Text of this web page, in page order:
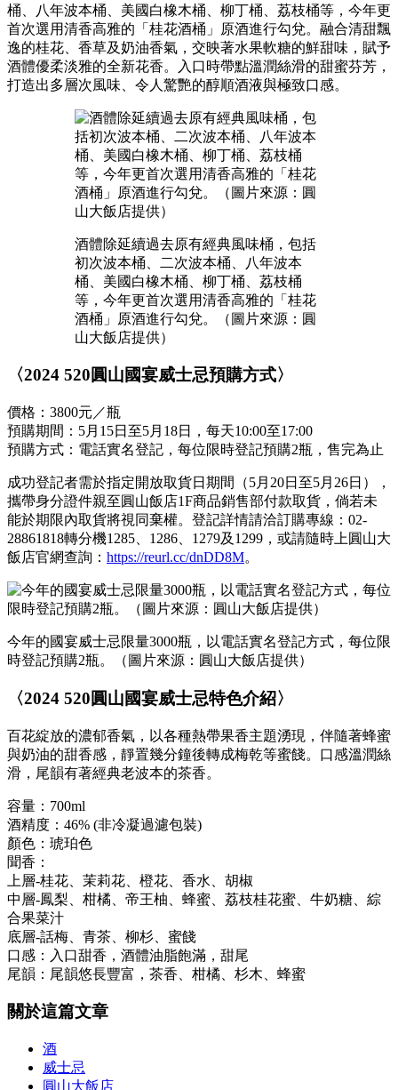
桶、八年波本桶、美國白橡木桶、柳丁桶、荔枝桶等，今年更
首次選用清香高雅的「桂花酒桶」原酒進行勾兌。融合清甜飄
逸的桂花、香草及奶油香氣，交映著水果軟糖的鮮甜味，賦予
酒體優柔淡雅的全新花香。入口時帶點溫潤絲滑的甜蜜芬芳，
打造出多層次風味、令人驚艷的醇順酒液與極致口感。
酒體除延續過去原有經典風味桶，包括
初次波本桶、二次波本桶、八年波本
桶、美國白橡木桶、柳丁桶、荔枝桶
等，今年更首次選用清香高雅的「桂花
酒桶」原酒進行勾兌。（圖片來源：圓
山大飯店提供）
〈2024 520圓山國宴威士忌預購方式〉
價格：3800元／瓶
預購期間：5月15日至5月18日，每天10:00至17:00
預購方式：電話實名登記，每位限時登記預購2瓶，售完為止
成功登記者需於指定開放取貨日期間（5月20日至5月26日），
攜帶身分證件親至圓山飯店1F商品銷售部付款取貨，倘若未
能於期限內取貨將視同棄權。登記詳情請洽訂購專線：02-
28861818轉分機1285、1286、1279及1299，或請隨時上圓山大
飯店官網查詢： https://reurl.cc/dnDD8M。
今年的國宴威士忌限量3000瓶，以電話實名登記方式，每位限
時登記預購2瓶。（圖片來源：圓山大飯店提供）
〈2024 520圓山國宴威士忌特色介紹〉
百花綻放的濃郁香氣，以各種熱帶果香主題湧現，伴隨著蜂蜜
與奶油的甜香感，靜置幾分鐘後轉成梅乾等蜜餞。口感溫潤絲
滑，尾韻有著經典老波本的茶香。
容量：700ml
酒精度：46% (非冷凝過濾包裝)
顏色：琥珀色
聞香：
上層-桂花、茉莉花、橙花、香水、胡椒
中層-鳳梨、柑橘、帝王柚、蜂蜜、荔枝桂花蜜、牛奶糖、綜
合果菜汁
底層-話梅、青茶、柳杉、蜜餞
口感：入口甜香，酒體油脂飽滿，甜尾
尾韻：尾韻悠長豐富，茶香、柑橘、杉木、蜂蜜
關於這篇文章
酒
威士忌
圓山大飯店